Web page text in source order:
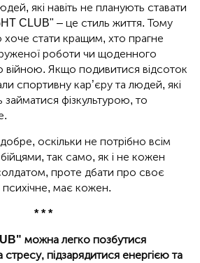
які навіть не планують ставати
CLUB" – це стиль життя. Тому
хоче стати кращим, хто прагне
роботи чи щоденного
війною. Якщо подивитися відсоток
спортивну кар’єру та людей, які
фізкультурою, то
оскільки не потрібно всім
так само, як і не кожен
проте дбати про своє
має кожен.
* * *
можна легко позбутися
підзарядитися енергією та